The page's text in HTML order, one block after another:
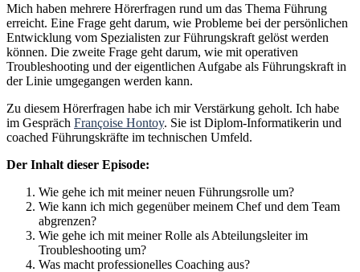
Mich haben mehrere Hörerfragen rund um das Thema Führung
erreicht. Eine Frage geht darum, wie Probleme bei der persönlichen
Entwicklung vom Spezialisten zur Führungskraft gelöst werden
können. Die zweite Frage geht darum, wie mit operativen
Troubleshooting und der eigentlichen Aufgabe als Führungskraft in
der Linie umgegangen werden kann.
Zu diesem Hörerfragen habe ich mir Verstärkung geholt. Ich habe
im Gespräch Françoise Hontoy. Sie ist Diplom-Informatikerin und
coached Führungskräfte im technischen Umfeld.
Der Inhalt dieser Episode:
Wie gehe ich mit meiner neuen Führungsrolle um?
Wie kann ich mich gegenüber meinem Chef und dem Team
abgrenzen?
Wie gehe ich mit meiner Rolle als Abteilungsleiter im
Troubleshooting um?
Was macht professionelles Coaching aus?